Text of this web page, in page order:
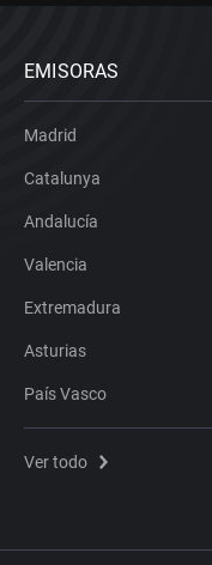
EMISORAS
Madrid
Catalunya
Andalucía
Valencia
Extremadura
Asturias
País Vasco
Ver todo